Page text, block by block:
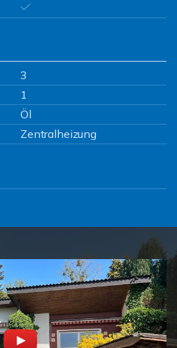
3
1
Öl
Zentralheizung